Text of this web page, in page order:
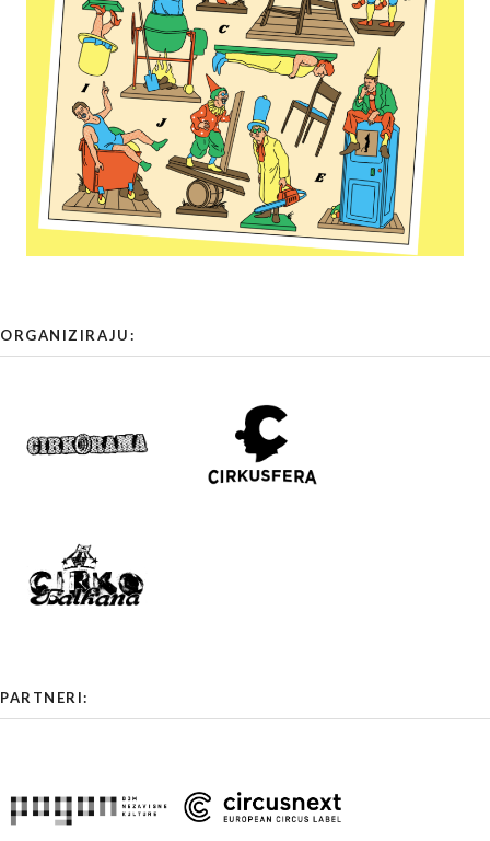
ORGANIZIRAJU:
PARTNERI: